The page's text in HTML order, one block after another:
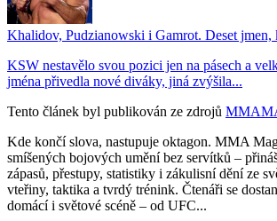
Khalidov, Pudzianowski i Gamrot. Deset jmen,
KSW nestavělo svou pozici jen na pásech a
jména přivedla nové diváky, jiná zvýšila...
Tento článek byl publikován ze zdrojů
Kde končí slova, nastupuje oktagon. MMA
smíšených bojových umění bez servítků –
zápasů, přestupy, statistiky i zákulisní dění ze
vteřiny, taktika a tvrdý trénink. Čtenáři se
domácí i světové scéně – od UFC...